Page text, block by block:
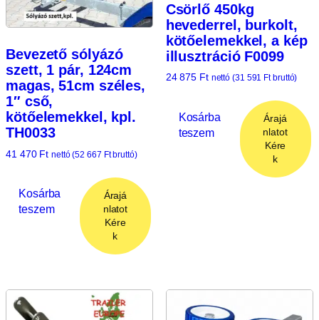
Bevezető sólyázó
szett, 1 pár, 124cm
magas, 51cm széles,
1″ cső,
kötőelemekkel, kpl.
TH0033
41 470 Ft nettó (52 667 Ftbruttó)
Kosárba
teszem
Árajá
nlatot
Kére
k
Csörlő 450kg
hevederrel, burkolt,
kötőelemekkel, a kép
illusztráció F0099
24 875 Ft nettó (31 591 Ftbruttó)
Kosárba
teszem
Árajá
nlatot
Kére
k